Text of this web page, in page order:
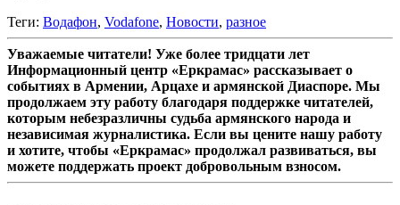
Теги: Водафон, Vodafone, Новости, разное
Уважаемые читатели! Уже более тридцати лет
Информационный центр «Еркрамас» рассказывает о
событиях в Армении, Арцахе и армянской Диаспоре. Мы
продолжаем эту работу благодаря поддержке читателей,
которым небезразличны судьба армянского народа и
независимая журналистика. Если вы цените нашу работу
и хотите, чтобы «Еркрамас» продолжал развиваться, вы
можете поддержать проект добровольным взносом.